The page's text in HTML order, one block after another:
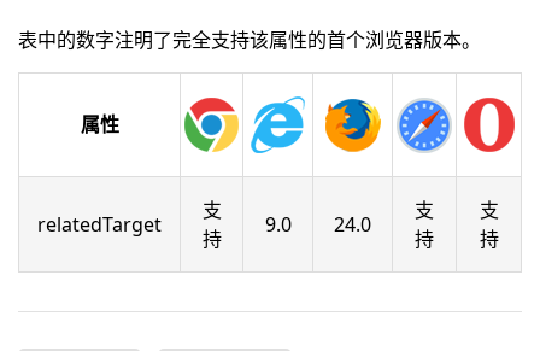
表中的数字注明了完全支持该属性的首个浏览器版本。
属性
relatedTarget
支
持
9.0 24.0
支
持
支
持